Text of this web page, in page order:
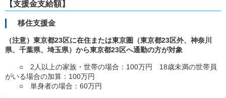
【支援金支給額】
移住支援金
（注意）東京都23区に在住または東京圏（東京都23区外、神奈川
県、千葉県、埼玉県）から東京都23区へ通勤の方が対象
○ 2人以上の家族・世帯の場合：100万円 18歳未満の世帯員
がいる場合の加算：100万円
○ 単身者の場合：60万円